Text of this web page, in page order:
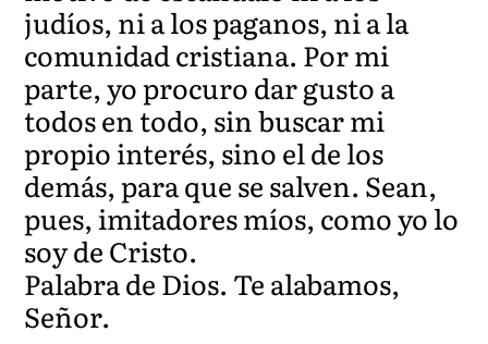
judíos, ni a los paganos, ni a la
comunidad cristiana. Por mi
parte, yo procuro dar gusto a
todos en todo, sin buscar mi
propio interés, sino el de los
demás, para que se salven. Sean,
pues, imitadores míos, como yo lo
soy de Cristo.
Palabra de Dios. Te alabamos,
Señor.